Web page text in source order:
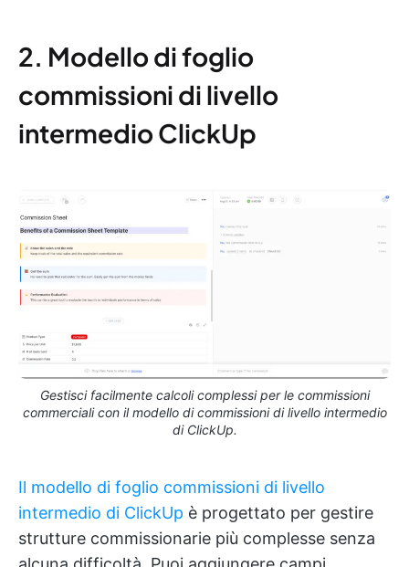
2. Modello di foglio
commissioni di livello
intermedio ClickUp
Gestisci facilmente calcoli complessi per le commissioni
commerciali con il modello di commissioni di livello intermedio
di ClickUp.
Il modello di foglio commissioni di livello
intermedio di ClickUp è progettato per gestire
strutture commissionarie più complesse senza